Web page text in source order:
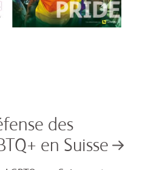
des
en Suisse